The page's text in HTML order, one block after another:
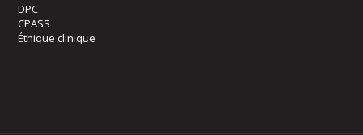
DPC
CPASS
Éthique clinique